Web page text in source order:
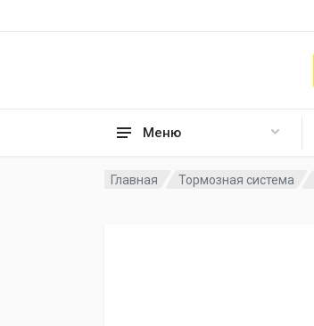
Меню
Главная Тормозная система